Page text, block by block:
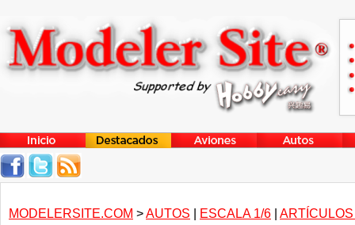
MODELERSITE.COM >AUTOS | ESCALA 1/6 |